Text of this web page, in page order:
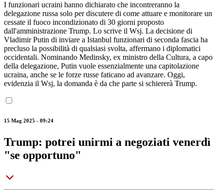
I funzionari ucraini hanno dichiarato che incontreranno la
delegazione russa solo per discutere di come attuare e monitorare un
cessate il fuoco incondizionato di 30 giorni proposto
dall'amministrazione Trump. Lo scrive il Wsj. La decisione di
Vladimir Putin di inviare a Istanbul funzionari di seconda fascia ha
precluso la possibilità di qualsiasi svolta, affermano i diplomatici
occidentali. Nominando Medinsky, ex ministro della Cultura, a capo
della delegazione, Putin vuole essenzialmente una capitolazione
ucraina, anche se le forze russe faticano ad avanzare. Oggi,
evidenzia il Wsj, la domanda è da che parte si schiererà Trump.
15 Mag 2025 - 09:24
Trump: potrei unirmi a negoziati venerdì
"se opportuno"